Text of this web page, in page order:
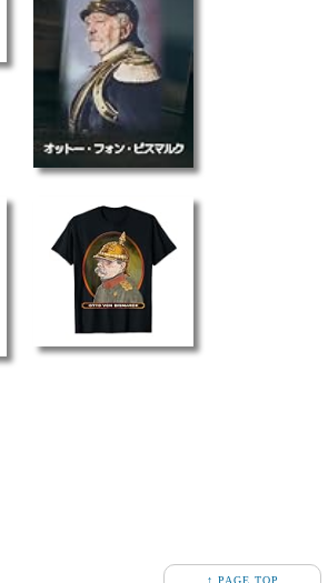
↑ PAGE TOP